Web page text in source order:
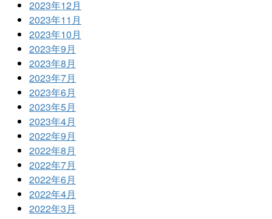
2023年12月
2023年11月
2023年10月
2023年9月
2023年8月
2023年7月
2023年6月
2023年5月
2023年4月
2022年9月
2022年8月
2022年7月
2022年6月
2022年4月
2022年3月